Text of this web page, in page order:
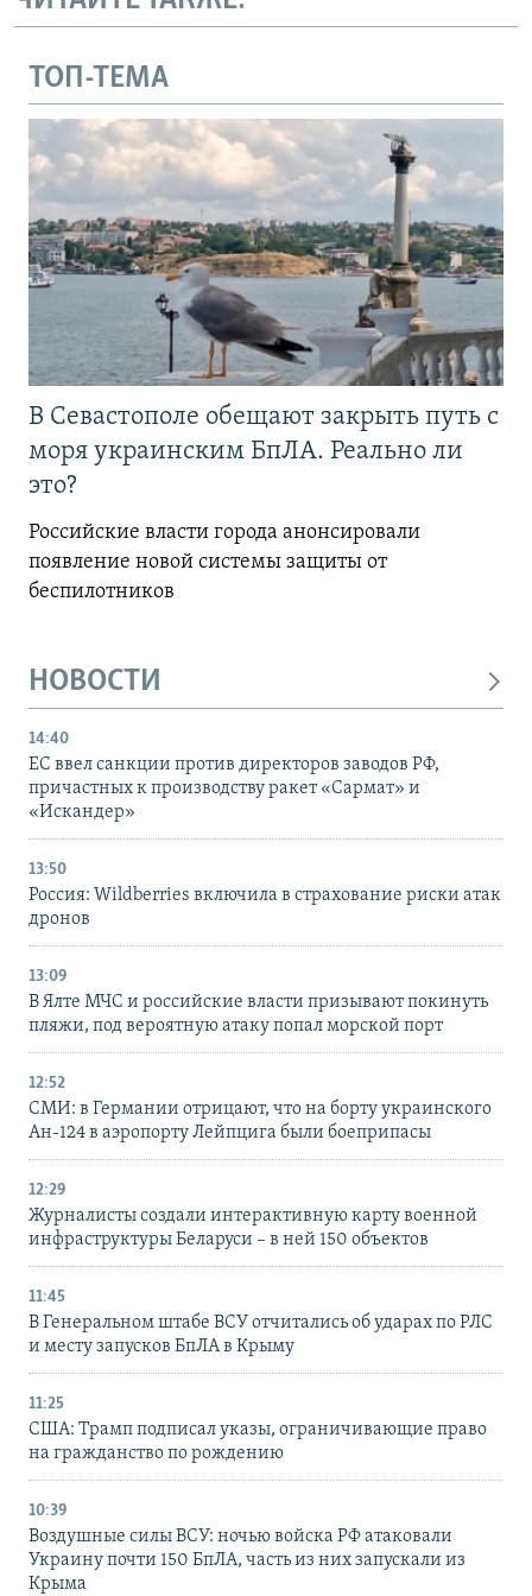
ТОП-ТЕМА
В Севастополе обещают закрыть путь с
моря украинским БпЛА. Реально ли
это?
Российские власти города анонсировали
появление новой системы защиты от
беспилотников
НОВОСТИ
14:40
ЕС ввел санкции против директоров заводов РФ,
причастных к производству ракет «Сармат» и
«Искандер»
13:50
Россия: Wildberries включила в страхование риски атак
дронов
13:09
В Ялте МЧС и российские власти призывают покинуть
пляжи, под вероятную атаку попал морской порт
12:52
СМИ: в Германии отрицают, что на борту украинского
Ан-124 в аэропорту Лейпцига были боеприпасы
12:29
Журналисты создали интерактивную карту военной
инфраструктуры Беларуси – в ней 150 объектов
11:45
В Генеральном штабе ВСУ отчитались об ударах по РЛС
и месту запусков БпЛА в Крыму
11:25
США: Трамп подписал указы, ограничивающие право
на гражданство по рождению
10:39
Воздушные силы ВСУ: ночью войска РФ атаковали
Украину почти 150 БпЛА, часть из них запускали из
Крыма